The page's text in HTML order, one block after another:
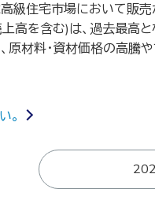
級住宅市場において販
高を含む)は、過去最高
原材料・資材価格の高
。